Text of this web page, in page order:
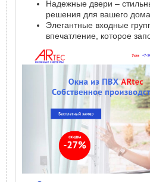
Надежные двери –
решения для вашего
Элегантные входные
впечатление, которое